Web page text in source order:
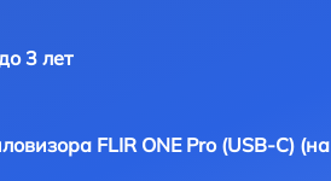
3 лет
FLIR ONE Pro (USB-C) (на